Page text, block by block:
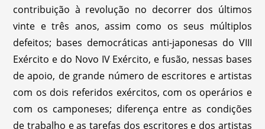
contribuição à revolução no decorrer dos últimos
vinte e três anos, assim como os seus múltiplos
defeitos; bases democráticas anti-japonesas do VIII
Exército e do Novo IV Exército, e fusão, nessas bases
de apoio, de grande número de escritores e artistas
com os dois referidos exércitos, com os operários e
com os camponeses; diferença entre as condições
de trabalho e as tarefas dos escritores e dos artistas